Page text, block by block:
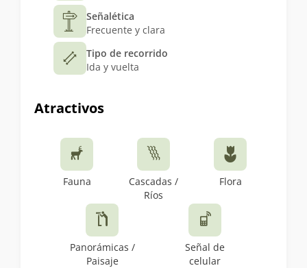
Señalética
Frecuente y clara
Tipo de recorrido
Ida y vuelta
Atractivos
Fauna
Cascadas /
Ríos
Flora
Panorámicas /
Paisaje
Señal de
celular